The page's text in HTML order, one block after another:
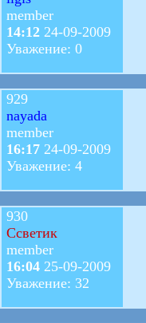
member
14:12 24-09-2009
Уважение: 0
929
nayada
member
16:17 24-09-2009
Уважение: 4
930
Ссветик
member
16:04 25-09-2009
Уважение: 32